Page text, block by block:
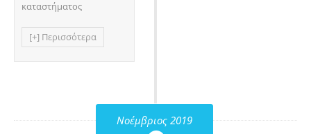
καταστήματος
[+] Περισσότερα
Νοέμβριος 2019